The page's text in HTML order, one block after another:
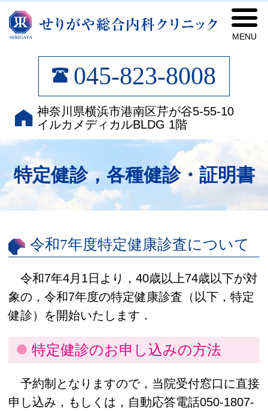
045-823-8008
神奈川県横浜市港南区芹が谷5-55-10
イルカメディカルBLDG 1階
特定健診，各種健診・証明書
令和7年度特定健康診査について
令和7年4月1日より，40歳以上74歳以下が対
象の，令和7年度の特定健康診査（以下，特定
健診）を開始いたします．
特定健診のお申し込みの方法
予約制となりますので，当院受付窓口に直接
申し込み，もしくは，自動応答電話050-1807-